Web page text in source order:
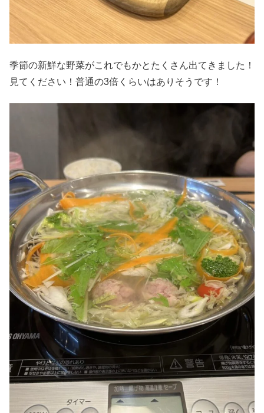
季節の新鮮な野菜がこれでもかとたくさん出てきました！
見てください！普通の3倍くらいはありそうです！